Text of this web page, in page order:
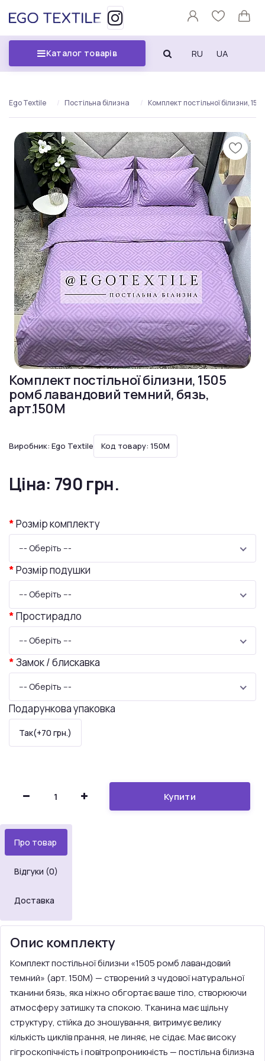
Каталог товарів RU UA
Ego Textile Постільна білизна Комплект постільної білизни,
Комплект постільної білизни, 1505
ромб лавандовий темний, бязь,
арт.150M
Виробник: Ego Textile Код товару: 150M
Ціна: 790 грн.
Розмір комплекту
--- Оберіть ---
Розмір подушки
--- Оберіть ---
Простирадло
--- Оберіть ---
Замок / блискавка
--- Оберіть ---
Подарункова упаковка
Так(+70 грн.)
Купити
Про товар
Відгуки (0)
Доставка
Опис комплекту
Комплект постільної білизни «1505 ромб лавандовий
темний» (арт. 150M) — створений з чудової натуральної
тканини бязь, яка ніжно обгортає ваше тіло, створюючи
атмосферу затишку та спокою. Тканина має щільну
структуру, стійка до зношування, витримує велику
кількість циклів прання, не линяє, не сідає. Має високу
гігроскопічність і повітропроникність — постільна білизна